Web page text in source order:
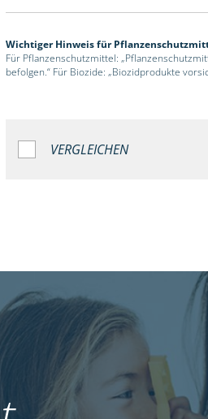
Wichtiger Hinweis für
Für Pflanzenschutzmittel:
befolgen.“ Für Biozide: „Biozidprodukte
VERGLEICHEN